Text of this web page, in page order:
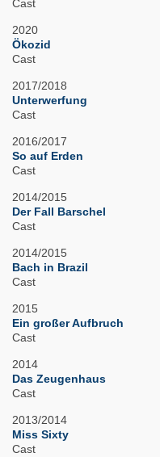
Cast
2020
Ökozid
Cast
2017/2018
Unterwerfung
Cast
2016/2017
So auf Erden
Cast
2014/2015
Der Fall Barschel
Cast
2014/2015
Bach in Brazil
Cast
2015
Ein großer Aufbruch
Cast
2014
Das Zeugenhaus
Cast
2013/2014
Miss Sixty
Cast